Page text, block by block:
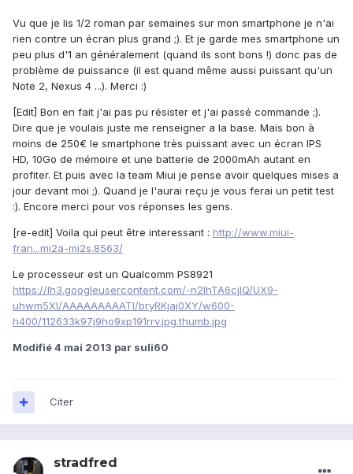
Vu que je lis 1/2 roman par semaines sur mon smartphone je n'ai
rien contre un écran plus grand ;). Et je garde mes smartphone un
peu plus d'1 an généralement (quand ils sont bons !) donc pas de
problème de puissance (il est quand même aussi puissant qu'un
Note 2, Nexus 4 ...). Merci :)
[Edit] Bon en fait j'ai pas pu résister et j'ai passé commande ;).
Dire que je voulais juste me renseigner a la base. Mais bon à
moins de 250€ le smartphone très puissant avec un écran IPS
HD, 10Go de mémoire et une batterie de 2000mAh autant en
profiter. Et puis avec la team Miui je pense avoir quelques mises a
jour devant moi ;). Quand je l'aurai reçu je vous ferai un petit test
:). Encore merci pour vos réponses les gens.
[re-edit] Voila qui peut être interessant : http://www.miui-
fran...mi2a-mi2s.8563/
Le processeur est un Qualcomm PS8921
https://lh3.googleusercontent.com/-n2lhTA6cjlQ/UX9-
uhwm5XI/AAAAAAAAATI/bryRKjaj0XY/w600-
h400/112633k97j9ho9xp191rrv.jpg.thumb.jpg
Modifié4 mai 2013 par suli60
Citer
stradfred